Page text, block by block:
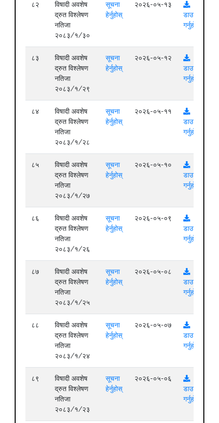
८२
विषादी अवशेष
द्रुत विश्लेषण
नतिजा
२०८३/१/३०
सूचना
हेर्नुहोस्
२०२६-०५-१३
डाउनलोड
गर्नुहोस्
८३
विषादी अवशेष
द्रुत विश्लेषण
नतिजा
२०८३/१/२९
सूचना
हेर्नुहोस्
२०२६-०५-१२
डाउनलोड
गर्नुहोस्
८४
विषादी अवशेष
द्रुत विश्लेषण
नतिजा
२०८३/१/२८
सूचना
हेर्नुहोस्
२०२६-०५-११
डाउनलोड
गर्नुहोस्
८५
विषादी अवशेष
द्रुत विश्लेषण
नतिजा
२०८३/१/२७
सूचना
हेर्नुहोस्
२०२६-०५-१०
डाउनलोड
गर्नुहोस्
८६
विषादी अवशेष
द्रुत विश्लेषण
नतिजा
२०८३/१/२६
सूचना
हेर्नुहोस्
२०२६-०५-०९
डाउनलोड
गर्नुहोस्
८७
विषादी अवशेष
द्रुत विश्लेषण
नतिजा
२०८३/१/२५
सूचना
हेर्नुहोस्
२०२६-०५-०८
डाउनलोड
गर्नुहोस्
८८
विषादी अवशेष
द्रुत विश्लेषण
नतिजा
२०८३/१/२४
सूचना
हेर्नुहोस्
२०२६-०५-०७
डाउनलोड
गर्नुहोस्
८९
विषादी अवशेष
द्रुत विश्लेषण
नतिजा
२०८३/१/२३
सूचना
हेर्नुहोस्
२०२६-०५-०६
डाउनलोड
गर्नुहोस्